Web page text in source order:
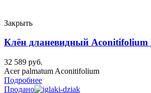
Закрыть
Клён дланевидный Aconitifolium
32 589 руб.
Acer palmatum Aconitifolium
Подробнее
Продано